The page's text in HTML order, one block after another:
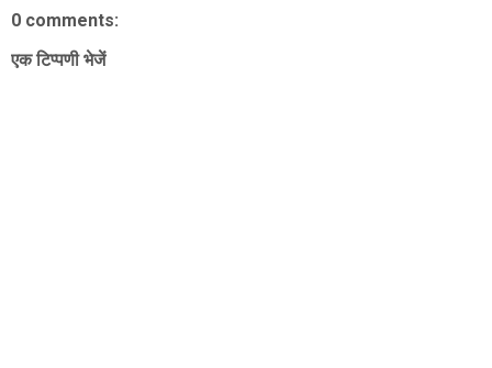
0 comments:
एक टिप्पणी भेजें